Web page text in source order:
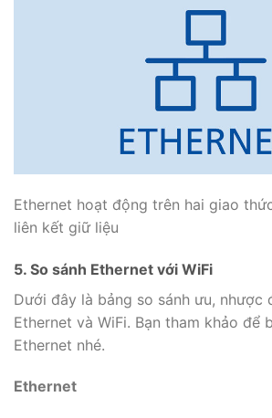
Ethernet hoạt động trên hai giao
liên kết giữ liệu
5. So sánh Ethernet với WiFi
Dưới đây là bảng so sánh ưu, nhược
Ethernet và WiFi. Bạn tham khảo để
Ethernet nhé.
Ethernet